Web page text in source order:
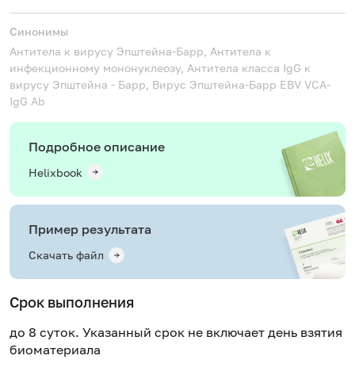
Синонимы
Антитела к вирусу Эпштейна-Барр, Антитела к
инфекционному мононуклеозу, Антитела класса IgG к
вирусу Эпштейна - Барр, Вирус Эпштейна-Барр EBV VCA-
IgG Ab
Подробное описание
Helixbook
Пример результата
Скачать файл
Срок выполнения
до 8 суток. Указанный срок не включает день взятия
биоматериала